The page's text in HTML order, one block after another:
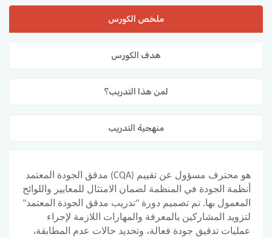
أنماط الكورسات
ملخص الكورس
هدف الكورس
لمن هذا التدريب؟
منهجية التدريب
مدقق الجودة المعتمد (CQA) هو محترف مسؤول عن تقييم
أنظمة الجودة في المنظمة لضمان الامتثال للمعايير واللوائح
المعمول بها. تم تصميم دورة "تدريب مدقق الجودة المعتمد"
لتزويد المشاركين بالمعرفة والمهارات اللازمة لإجراء
عمليات تدقيق جودة فعالة، وتحديد حالات عدم المطابقة،